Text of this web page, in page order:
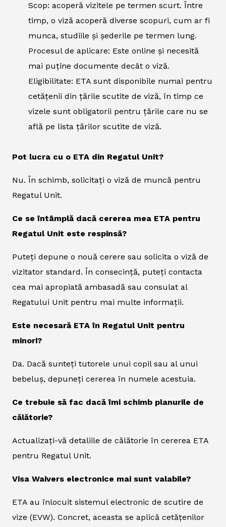
Scop: acoperă vizitele pe termen scurt. Între
timp, o viză acoperă diverse scopuri, cum ar fi
munca, studiile și șederile pe termen lung.
Procesul de aplicare: Este online și necesită
mai puține documente decât o viză.
Eligibilitate: ETA sunt disponibile numai pentru
cetățenii din țările scutite de viză, în timp ce
vizele sunt obligatorii pentru țările care nu se
află pe lista țărilor scutite de viză.
Pot lucra cu o ETA din Regatul Unit?
Nu. În schimb, solicitați o viză de muncă pentru
Regatul Unit.
Ce se întâmplă dacă cererea mea ETA pentru
Regatul Unit este respinsă?
Puteți depune o nouă cerere sau solicita o viză de
vizitator standard. În consecință, puteți contacta
cea mai apropiată ambasadă sau consulat al
Regatului Unit pentru mai multe informații.
Este necesară ETA în Regatul Unit pentru
minori?
Da. Dacă sunteți tutorele unui copil sau al unui
bebeluș, depuneți cererea în numele acestuia.
Ce trebuie să fac dacă îmi schimb planurile de
călătorie?
Actualizați-vă detaliile de călătorie în cererea ETA
pentru Regatul Unit.
Visa Waivers electronice mai sunt valabile?
ETA au înlocuit sistemul electronic de scutire de
vize (EVW). Concret, aceasta se aplică cetățenilor